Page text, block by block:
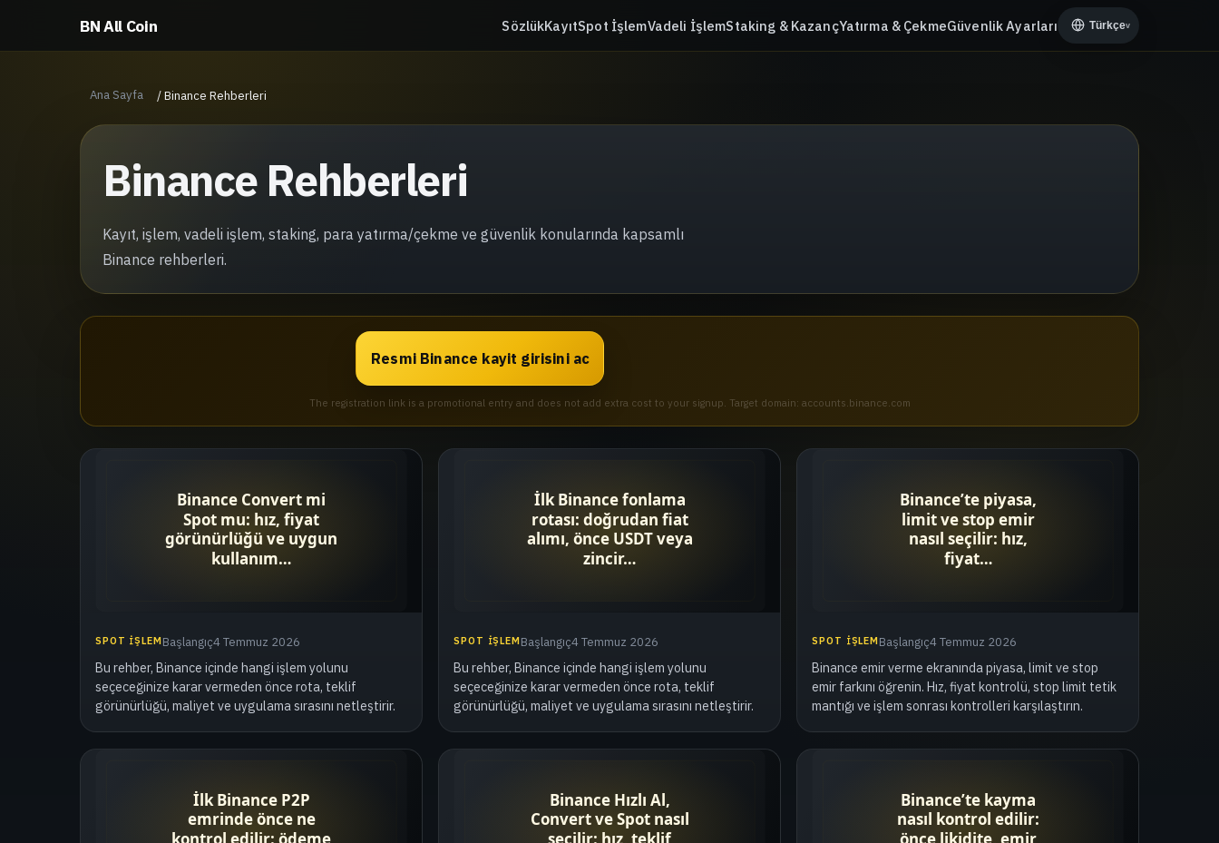
BN All Coin SözlükKayıtSpot İşlemVadeli İşlemStaking & KazançYatırma & ÇekmeGüvenlik Ayarları Türkçev
Ana Sayfa / Binance Rehberleri
Binance Rehberleri
Kayıt, işlem, vadeli işlem, staking, para yatırma/çekme ve güvenlik konularında kapsamlı
Binance rehberleri.
Resmi Binance kayit girisini ac
The registration link is a promotional entry and does not add extra cost to your signup. Target domain: accounts.binance.com
SPOT İŞLEMBaşlangıç4 Temmuz 2026
Bu rehber, Binance içinde hangi işlem yolunu
seçeceğinize karar vermeden önce rota, teklif
görünürlüğü, maliyet ve uygulama sırasını netleştirir.
SPOT İŞLEMBaşlangıç4 Temmuz 2026
Bu rehber, Binance içinde hangi işlem yolunu
seçeceğinize karar vermeden önce rota, teklif
görünürlüğü, maliyet ve uygulama sırasını netleştirir.
SPOT İŞLEMBaşlangıç4 Temmuz 2026
Binance emir verme ekranında piyasa, limit ve stop
emir farkını öğrenin. Hız, fiyat kontrolü, stop limit tetik
mantığı ve işlem sonrası kontrolleri karşılaştırın.